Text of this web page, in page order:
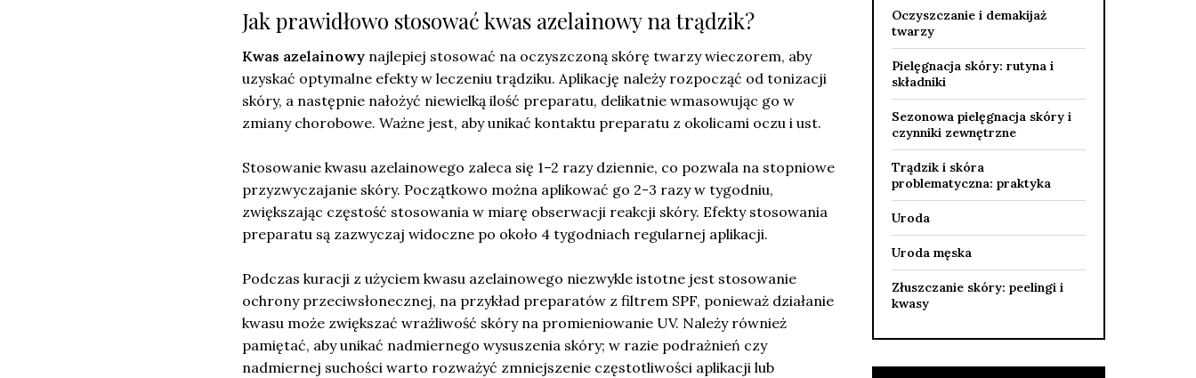
Jak prawidłowo stosować kwas azelainowy na trądzik?
Kwas azelainowy najlepiej stosować na oczyszczoną skórę twarzy wieczorem, aby
uzyskać optymalne efekty w leczeniu trądziku. Aplikację należy rozpocząć od tonizacji
skóry, a następnie nałożyć niewielką ilość preparatu, delikatnie wmasowując go w
zmiany chorobowe. Ważne jest, aby unikać kontaktu preparatu z okolicami oczu i ust.
Stosowanie kwasu azelainowego zaleca się 1–2 razy dziennie, co pozwala na stopniowe
przyzwyczajanie skóry. Początkowo można aplikować go 2-3 razy w tygodniu,
zwiększając częstość stosowania w miarę obserwacji reakcji skóry. Efekty stosowania
preparatu są zazwyczaj widoczne po około 4 tygodniach regularnej aplikacji.
Podczas kuracji z użyciem kwasu azelainowego niezwykle istotne jest stosowanie
ochrony przeciwsłonecznej, na przykład preparatów z filtrem SPF, ponieważ działanie
kwasu może zwiększać wrażliwość skóry na promieniowanie UV. Należy również
pamiętać, aby unikać nadmiernego wysuszenia skóry; w razie podrażnień czy
nadmiernej suchości warto rozważyć zmniejszenie częstotliwości aplikacji lub
Oczyszczanie i demakijaż
twarzy
Pielęgnacja skóry: rutyna i
składniki
Sezonowa pielęgnacja skóry i
czynniki zewnętrzne
Trądzik i skóra
problematyczna: praktyka
Uroda
Uroda męska
Złuszczanie skóry: peelingi i
kwasy